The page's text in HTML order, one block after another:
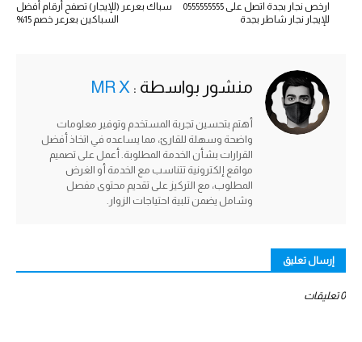
سباك بعرعر (للإيجار) تصفح أرقام أفضل
السباكين بعرعر خصم 15%
ارخص نجار بجدة اتصل على 0555555555
للإيجار نجار شاطر بجدة
منشور بواسطة :
أهتم بتحسين تجربة المستخدم وتوفير معلومات
واضحة وسهلة للقارئ، مما يساعده في اتخاذ أفضل
القرارات بشأن الخدمة المطلوبة. أعمل على تصميم
مواقع إلكترونية تتناسب مع الخدمة أو الغرض
المطلوب، مع التركيز على تقديم محتوى مفصل
وشامل يضمن تلبية احتياجات الزوار.
إرسال تعليق
0 تعليقات